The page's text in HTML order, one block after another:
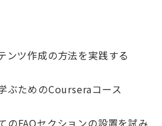
ンツ作成の方法を実践する
ぶためのCourseraコース
のFAQセクションの設置を試み